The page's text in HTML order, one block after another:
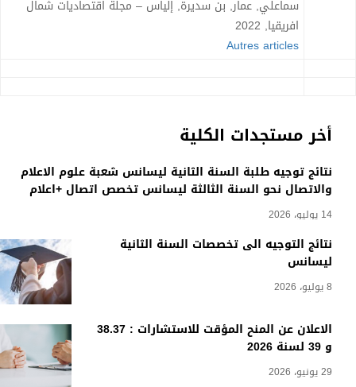
أخر مستجدات الكلية
نتائج توجيه طلبة السنة الثانية ليسانس شعبة علوم الاعلام
والاتصال نحو السنة الثالثة ليسانس تخصص اتصال +اعلام
14 يوليو، 2026
نتائج التوجيه الى تخصصات السنة الثانية
ليسانس
8 يوليو، 2026
الاعلان عن المنح المؤقت للاستشارات : 38.37
و 39 لسنة 2026
29 يونيو، 2026
سماعلي, عمار, بن سديرة, إلياس – مجلة اقتصاديات شمال
افريقيا, 2022
Autres articles